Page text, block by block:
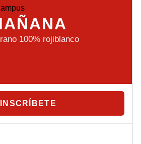
100% rojiblanco
INSCRÍBETE